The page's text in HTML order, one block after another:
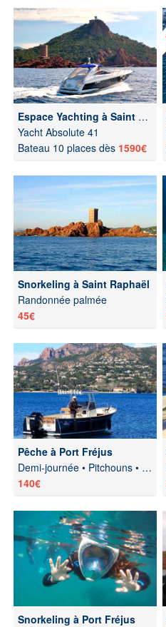
Espace Yachting à Saint Raphaël
Yacht Absolute 41
Bateau 10 places dès 1590€
Snorkeling à Saint Raphaël
Randonnée palmée
45€
Pêche à Port Fréjus
Demi-journée • Pitchouns • Soirée • Pêche de nuit
140€
Snorkeling à Port Fréjus